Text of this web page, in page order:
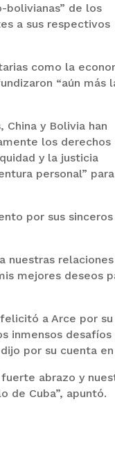
bolivianas” de los
a sus respectivos
como la
“aún más
y Bolivia han
los derechos
y la justicia
personal”
por sus sinceros
nuestras relaciones
mejores deseos
a Arce por su
inmensos desafíos
por su cuenta en
abrazo y
de Cuba”, apuntó.